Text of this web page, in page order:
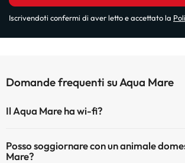
Iscrivendoti confermi di aver letto e accettato la
Domande frequenti su Aqua Mare
Il Aqua Mare ha wi-fi?
Posso soggiornare con un animale
Mare?